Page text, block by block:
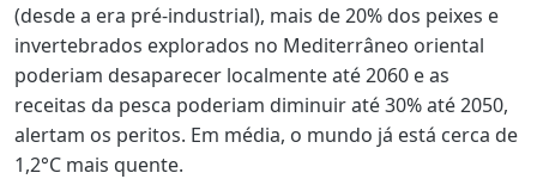
(desde a era pré-industrial), mais de 20% dos peixes e
invertebrados explorados no Mediterrâneo oriental
poderiam desaparecer localmente até 2060 e as
receitas da pesca poderiam diminuir até 30% até 2050,
alertam os peritos. Em média, o mundo já está cerca de
1,2°C mais quente.